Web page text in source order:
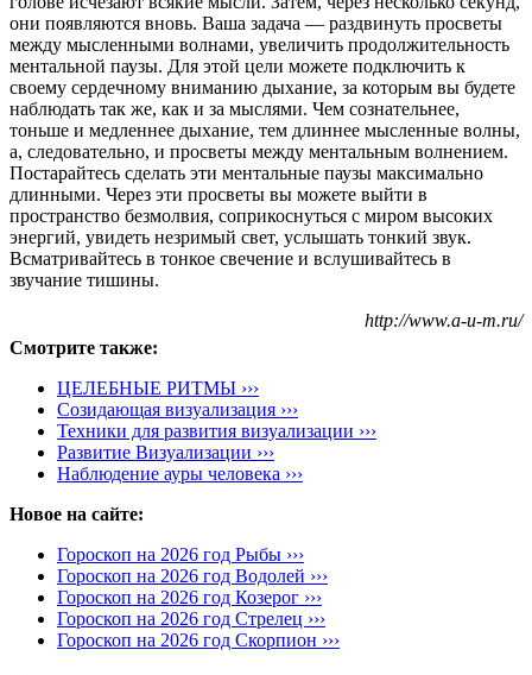
они появляются вновь. Ваша задача — раздвинуть просветы
между мысленными волнами, увеличить продолжительность
ментальной паузы. Для этой цели можете подключить к
своему сердечному вниманию дыхание, за которым вы будете
наблюдать так же, как и за мыслями. Чем сознательнее,
тоньше и медленнее дыхание, тем длиннее мысленные волны,
а, следовательно, и просветы между ментальным волнением.
Постарайтесь сделать эти ментальные паузы максимально
длинными. Через эти просветы вы можете выйти в
пространство безмолвия, соприкоснуться с миром высоких
энергий, увидеть незримый свет, услышать тонкий звук.
Всматривайтесь в тонкое свечение и вслушивайтесь в
звучание тишины.
http://www.a-u-m.ru/
Смотрите также:
ЦЕЛЕБНЫЕ РИТМЫ ›››
Созидающая визуализация ›››
Техники для развития визуализации ›››
Развитие Визуализации ›››
Наблюдение ауры человека ›››
Новое на сайте:
Гороскоп на 2026 год Рыбы ›››
Гороскоп на 2026 год Водолей ›››
Гороскоп на 2026 год Козерог ›››
Гороскоп на 2026 год Стрелец ›››
Гороскоп на 2026 год Скорпион ›››